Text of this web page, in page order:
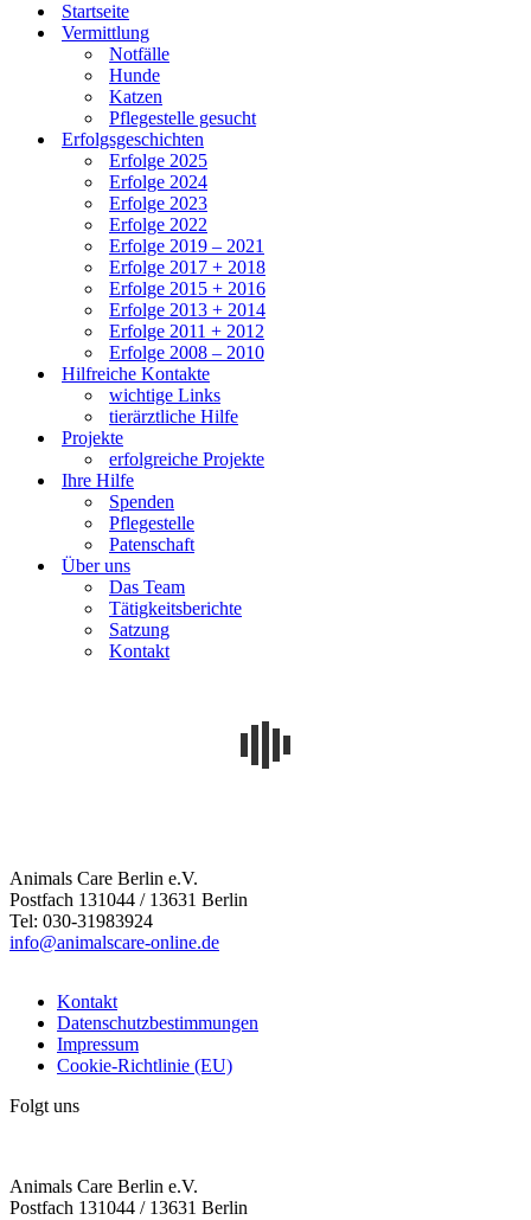
Startseite
Vermittlung
Notfälle
Hunde
Katzen
Pflegestelle gesucht
Erfolgsgeschichten
Erfolge 2025
Erfolge 2024
Erfolge 2023
Erfolge 2022
Erfolge 2019 – 2021
Erfolge 2017 + 2018
Erfolge 2015 + 2016
Erfolge 2013 + 2014
Erfolge 2011 + 2012
Erfolge 2008 – 2010
Hilfreiche Kontakte
wichtige Links
tierärztliche Hilfe
Projekte
erfolgreiche Projekte
Ihre Hilfe
Spenden
Pflegestelle
Patenschaft
Über uns
Das Team
Tätigkeitsberichte
Satzung
Kontakt
Animals Care Berlin e.V.
Postfach 131044 / 13631 Berlin
Tel: 030-31983924
info@animalscare-online.de
Kontakt
Datenschutzbestimmungen
Impressum
Cookie-Richtlinie (EU)
Folgt uns
Animals Care Berlin e.V.
Postfach 131044 / 13631 Berlin